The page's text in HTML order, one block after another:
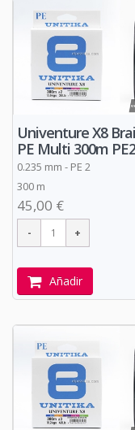
Univenture X8
PE Multi 300m PE2
0.235 mm - PE 2
300 m
45,00 €
Añadir